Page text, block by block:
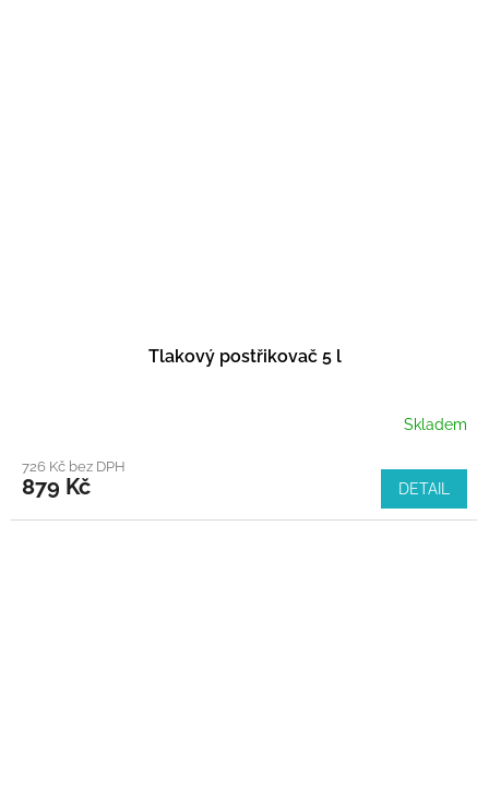
Tlakový postřikovač 5 l
Skladem
726 Kč bez DPH
879 Kč DETAIL